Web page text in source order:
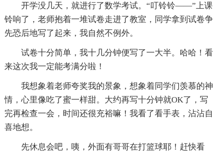
开学没几天，就进行了数学考试。“叮铃铃——”上课
铃响了，老师抱着一堆试卷走进了教室，同学拿到试卷争
先恐后地写了起来，我自然不例外。
试卷十分简单，我十几分钟便写了一大半。哈哈！看
来这次我一定能考满分啦！
我想象着老师夸奖我的景象，想象着同学们羡慕的神
情，心里像吃了蜜一样甜。大约再写十分钟就OK了，写
完再检查一会，时间还很充裕嘛！我看了看手表，沾沾自
喜地想。
先休息会吧，咦，外面有哥哥在打篮球耶！赶快看